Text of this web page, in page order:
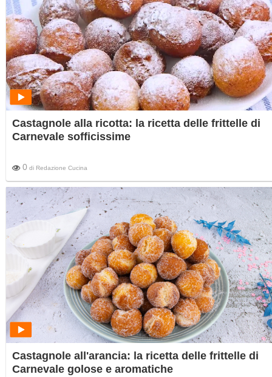
Castagnole alla ricotta: la ricetta delle frittelle di
Carnevale sofficissime
0 di Redazione Cucina
Castagnole all'arancia: la ricetta delle frittelle di
Carnevale golose e aromatiche